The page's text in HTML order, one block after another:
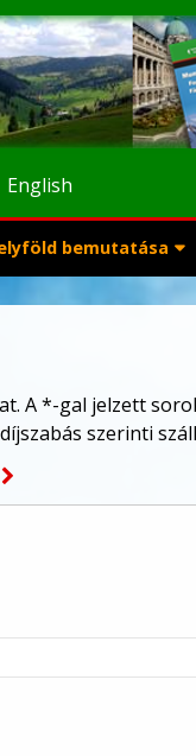
English
bemutatása
A *-gal jelzett
szerinti
